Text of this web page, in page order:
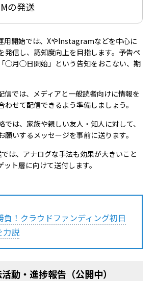
の発送
用開始では、XやInstagramなどを中心に
発信し、認知度向上を目指します。予告ペ
◯月◯日開始」という告知をおこない、期
信では、メディアと一般読者向けに情報を
わせて配信できるよう準備しましょう。
では、家族や親しい友人・知人に対して、
願いするメッセージを事前に送ります。
は、アナログな手法も効果が大きいこと
ト層に向けて送付します。
負！クラウドファンディング初日
力説
動・進捗報告（公開中）